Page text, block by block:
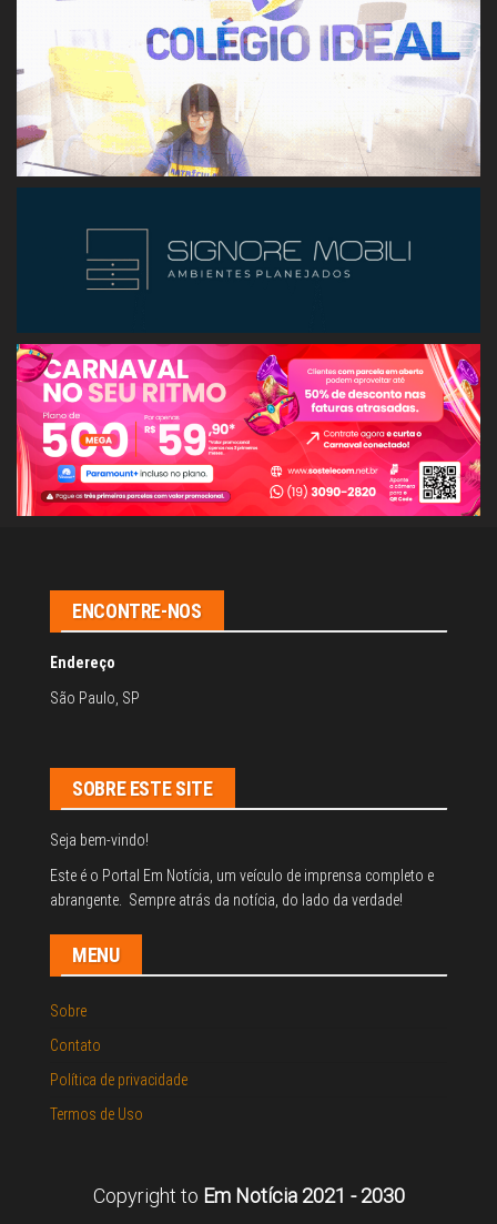
ENCONTRE-NOS
Endereço
São Paulo, SP
SOBRE ESTE SITE
Seja bem-vindo!
Este é o Portal Em Notícia, um veículo de imprensa completo e
abrangente. Sempre atrás da notícia, do lado da verdade!
MENU
Sobre
Contato
Política de privacidade
Termos de Uso
Copyright to Em Notícia 2021 - 2030